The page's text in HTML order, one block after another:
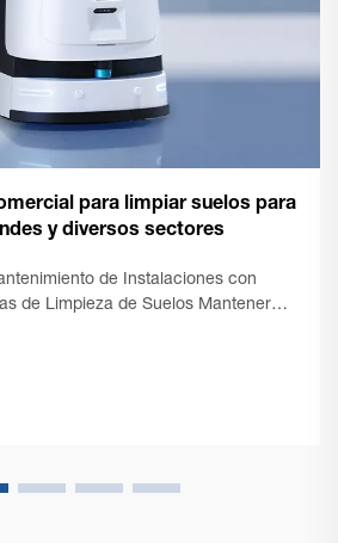
para limpiar suelos para
y diversos sectores
de Instalaciones con
de Limpieza de Suelos Mantener
que requieren soluciones